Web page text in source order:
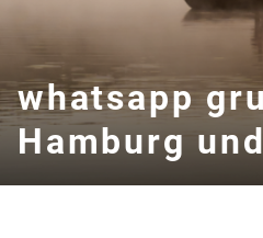
whatsapp
Hamburg